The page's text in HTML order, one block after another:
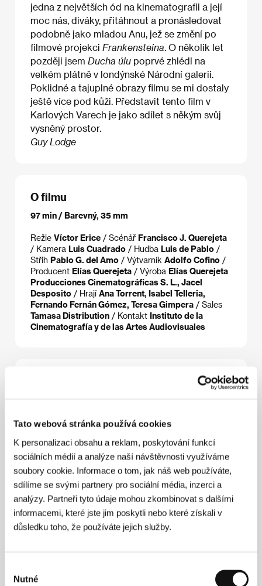
Tato webová stránka používá cookies
K personalizaci obsahu a reklam, poskytování funkcí
sociálních médií a analýze naší návštěvnosti využíváme
soubory cookie. Informace o tom, jak náš web používáte,
sdílíme se svými partnery pro sociální média, inzerci a
analýzy. Partneři tyto údaje mohou zkombinovat s dalšími
informacemi, které jste jim poskytli nebo které získali v
důsledku toho, že používáte jejich služby.
souhlasu
Nutné
jedna z největších ód na kinematografii a její
moc nás, diváky, přitáhnout a pronásledovat
podobně jako mladou Anu, jež se změní po
filmové projekci Frankensteina . O několik let
později jsem Ducha úlu poprvé zhlédl na
velkém plátně v londýnské Národní galerii.
Poklidné a tajuplné obrazy filmu se mi dostaly
ještě více pod kůži. Představit tento film v
Karlových Varech je jako sdílet s někým svůj
vysněný prostor.
Guy Lodge
O filmu
97 min / Barevný, 35 mm
Režie Víctor Erice / Scénář Francisco J. Querejeta
/ Kamera Luis Cuadrado / Hudba Luis de Pablo /
Střih Pablo G. del Amo / Výtvarník Adolfo Cofino /
Producent Elías Querejeta / Výroba Elías Querejeta
Producciones Cinematográficas S. L., Jacel
Desposito / Hrají Ana Torrent, Isabel Telleria,
Fernando Fernán Gómez, Teresa Gimpera / Sales
Tamasa Distribution / Kontakt Instituto de la
Cinematografía y de las Artes Audiovisuales